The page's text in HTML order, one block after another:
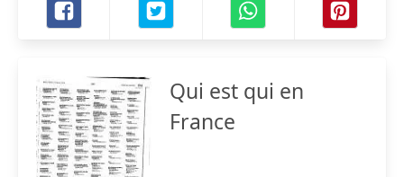
Qui est qui en
France